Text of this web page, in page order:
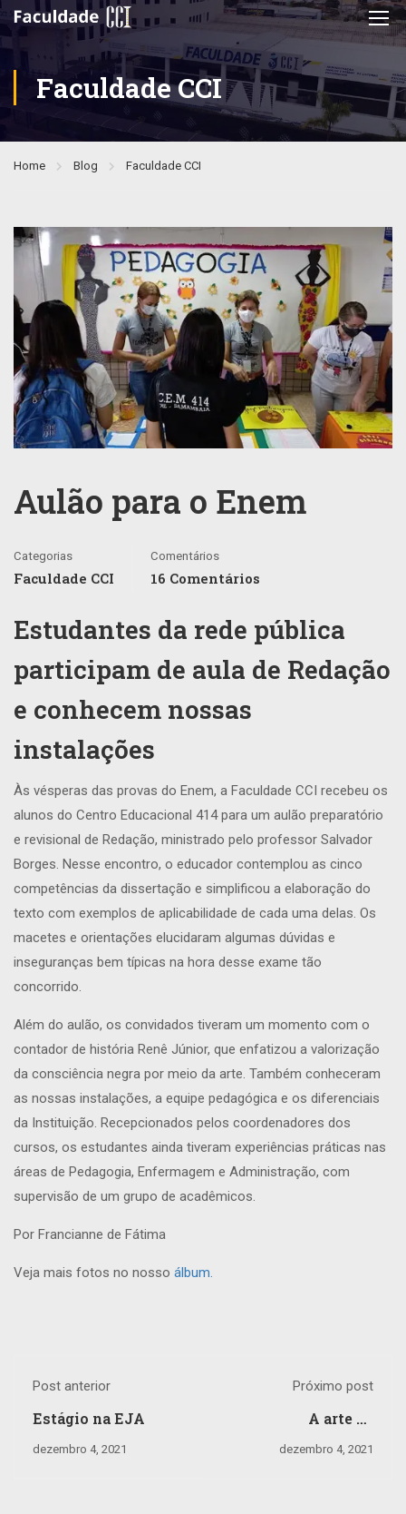
Faculdade CCI
Home Blog Faculdade CCI
Aulão para o Enem
Categorias
Faculdade CCI
Comentários
16 Comentários
Estudantes da rede pública
participam de aula de Redação
e conhecem nossas
instalações
Às vésperas das provas do Enem, a Faculdade CCI recebeu os
alunos do Centro Educacional 414 para um aulão preparatório
e revisional de Redação, ministrado pelo professor Salvador
Borges. Nesse encontro, o educador contemplou as cinco
competências da dissertação e simplificou a elaboração do
texto com exemplos de aplicabilidade de cada uma delas. Os
macetes e orientações elucidaram algumas dúvidas e
inseguranças bem típicas na hora desse exame tão
concorrido.
Além do aulão, os convidados tiveram um momento com o
contador de história Renê Júnior, que enfatizou a valorização
da consciência negra por meio da arte. Também conheceram
as nossas instalações, a equipe pedagógica e os diferenciais
da Instituição. Recepcionados pelos coordenadores dos
cursos, os estudantes ainda tiveram experiências práticas nas
áreas de Pedagogia, Enfermagem e Administração, com
supervisão de um grupo de acadêmicos.
Por Francianne de Fátima
Veja mais fotos no nosso álbum.
Post anterior
Estágio na EJA
dezembro 4, 2021
Próximo post
A arte de
ensinar...corpo,
dezembro 4, 2021